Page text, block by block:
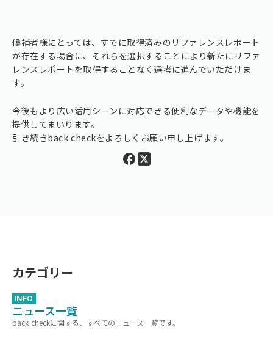
候補者様にとっては、すでに取得済みのリファレンスレポート
が存在する場合に、それらを選択することにより新たにリファ
レンスレポートを取得することなく選考に進んでいただけま
す。
今後もより広い活用シーンに対応できる便利なデータや機能を
提供してまいります。
引き続きback checkをよろしくお願い申し上げます。
カテゴリー
INFO
ニュース一覧
back checkに関する、すべてのニュース一覧です。